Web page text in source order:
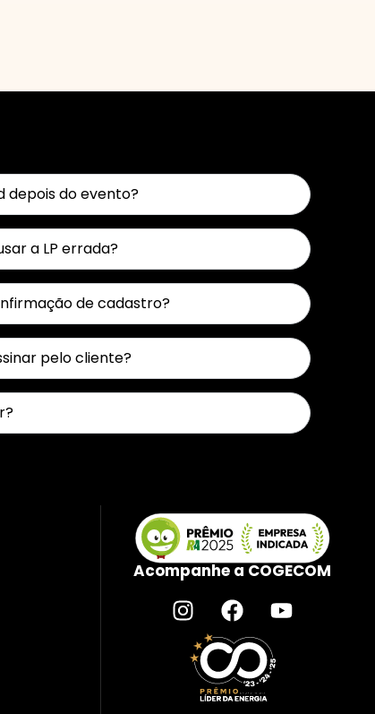
depois do evento?
a LP errada?
de cadastro?
pelo cliente?
Acompanhe a COGECOM